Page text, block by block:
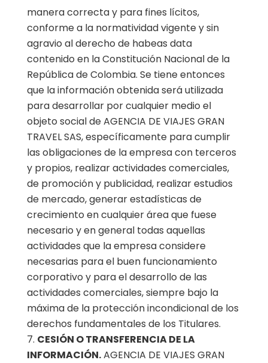
manera correcta y para fines lícitos,
conforme a la normatividad vigente y sin
agravio al derecho de habeas data
contenido en la Constitución Nacional de la
República de Colombia. Se tiene entonces
que la información obtenida será utilizada
para desarrollar por cualquier medio el
objeto social de AGENCIA DE VIAJES GRAN
TRAVEL SAS, específicamente para cumplir
las obligaciones de la empresa con terceros
y propios, realizar actividades comerciales,
de promoción y publicidad, realizar estudios
de mercado, generar estadísticas de
crecimiento en cualquier área que fuese
necesario y en general todas aquellas
actividades que la empresa considere
necesarias para el buen funcionamiento
corporativo y para el desarrollo de las
actividades comerciales, siempre bajo la
máxima de la protección incondicional de los
derechos fundamentales de los Titulares.
CESIÓN O TRANSFERENCIA DE LA
INFORMACIÓN.AGENCIA DE VIAJES GRAN